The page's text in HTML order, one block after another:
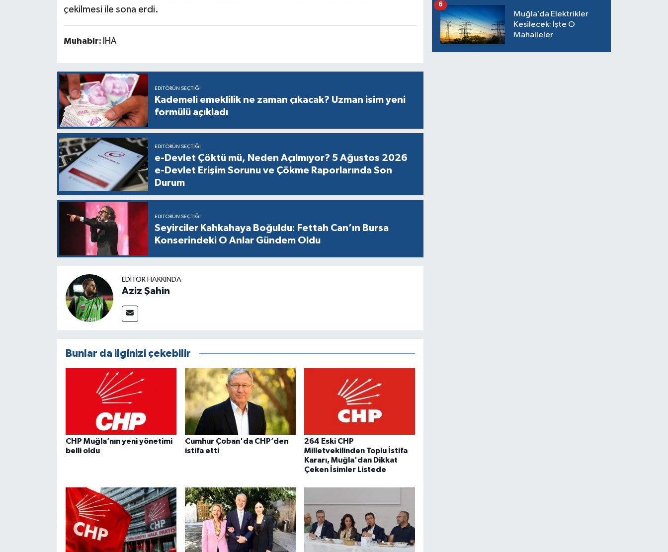
çekilmesi ile sona erdi.
Muhabir: İHA
EDITÖRÜN SEÇTIĞI
Kademeli emeklilik ne zaman çıkacak? Uzman isim yeni
formülü açıkladı
EDITÖRÜN SEÇTIĞI
e-Devlet Çöktü mü, Neden Açılmıyor? 5 Ağustos 2026
e-Devlet Erişim Sorunu ve Çökme Raporlarında Son
Durum
EDITÖRÜN SEÇTIĞI
Seyirciler Kahkahaya Boğuldu: Fettah Can’ın Bursa
Konserindeki O Anlar Gündem Oldu
EDITÖR HAKKINDA
Aziz Şahin
Bunlar da ilginizi çekebilir
CHP Muğla’nın yeni yönetimi
belli oldu
Cumhur Çoban'da CHP’den
istifa etti
264 Eski CHP
Milletvekilinden Toplu İstifa
Kararı, Muğla'dan Dikkat
Çeken İsimler Listede
Muğla’da Elektrikler
Kesilecek: İşte O
Mahalleler
6